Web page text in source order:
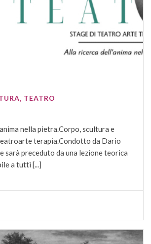
TEATRO
nella pietra.Corpo, scultura e
terapia.Condotto da Dario
sarà preceduto da una lezione teorica
a tutti [...]